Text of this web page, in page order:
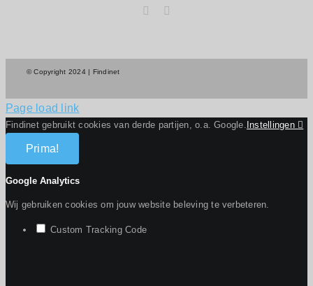
© Copyright 2024 | Findinet
Page load link
Findinet gebruikt cookies van derde partijen, o.a. Google. Instellingen
Prima!
Google Analytics
Wij gebruiken cookies om jouw website beleving te verbeteren.
Custom Tracking Code